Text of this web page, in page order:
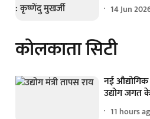
14 Jun
कोलकाता सिटी
नई
उद्योग
11 hours